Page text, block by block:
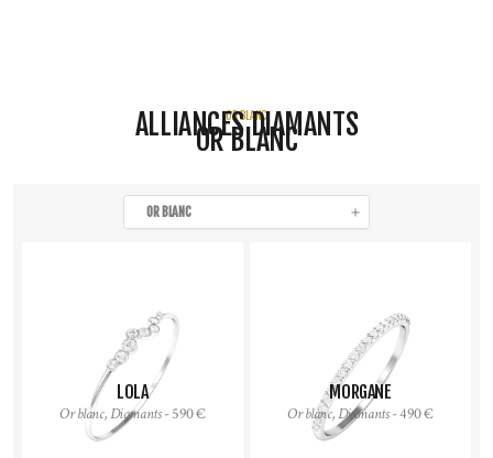
OR BLANC
ALLIANCES DIAMANTS
OR BLANC
OR BLANC
LOLA
Or blanc, Diamants- 590 €
MORGANE
Or blanc, Diamants- 490 €